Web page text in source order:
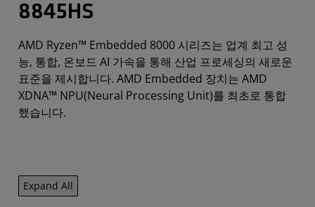
8845HS
AMD Ryzen™ Embedded 8000 시리즈는 업계 최고 성
능, 통합, 온보드 AI 가속을 통해 산업 프로세싱의 새로운
표준을 제시합니다. AMD Embedded 장치는 AMD
XDNA™ NPU(Neural Processing Unit)를 최초로 통합
했습니다.
Expand All